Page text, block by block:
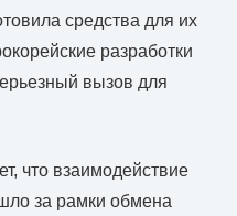
средства для их
разработки
вызов для
что взаимодействие
за рамки обмена